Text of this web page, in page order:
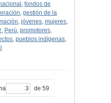
,fondos de
,gestión de la
,jóvenes,mujeres,
, Perú,promotores,
,pueblos indígenas,
de 59